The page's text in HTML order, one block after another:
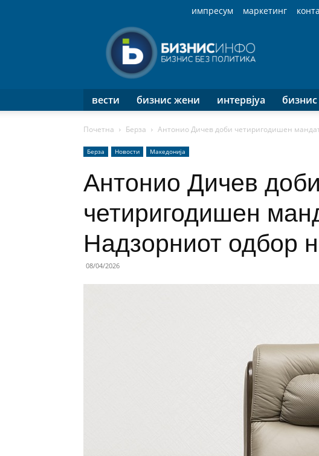
импресум маркетинг
Инфо
вести бизнис жени интервјуа бизнис
Почетна Берза Антонио Дичев доби четиригодишен
Берза Новости Македонија
Антонио Дичев доби
четиригодишен
Надзорниот одбор
08/04/2026